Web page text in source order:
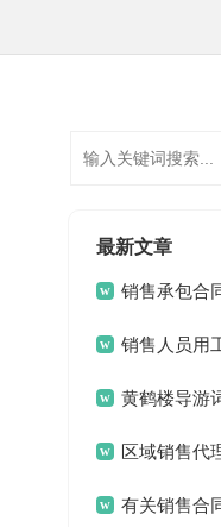
最新文章
销售承包合
销售人员用
篇 黄鹤楼导游
区域销售代
15篇有关销售合